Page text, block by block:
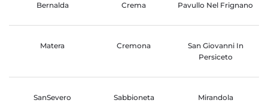
Bernalda Crema Pavullo Nel Frignano
Matera Cremona
San Giovanni In
Persiceto
SanSevero Sabbioneta Mirandola